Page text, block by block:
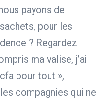
payons de
pour les
? Regardez
ma valise, j’ai
pour tout »,
compagnies qui ne